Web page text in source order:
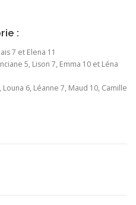
:
7 et Elena 11
5, Lison 7, Emma 10 et Léna
6, Léanne 7, Maud 10, Camille